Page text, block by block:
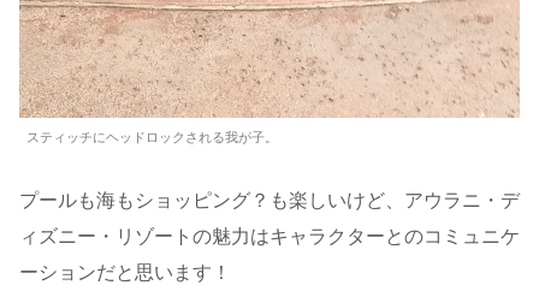
スティッチにヘッドロックされる我が子。
プールも海もショッピング？も楽しいけど、アウラニ・デ
ィズニー・リゾートの魅力はキャラクターとのコミュニケ
ーションだと思います！